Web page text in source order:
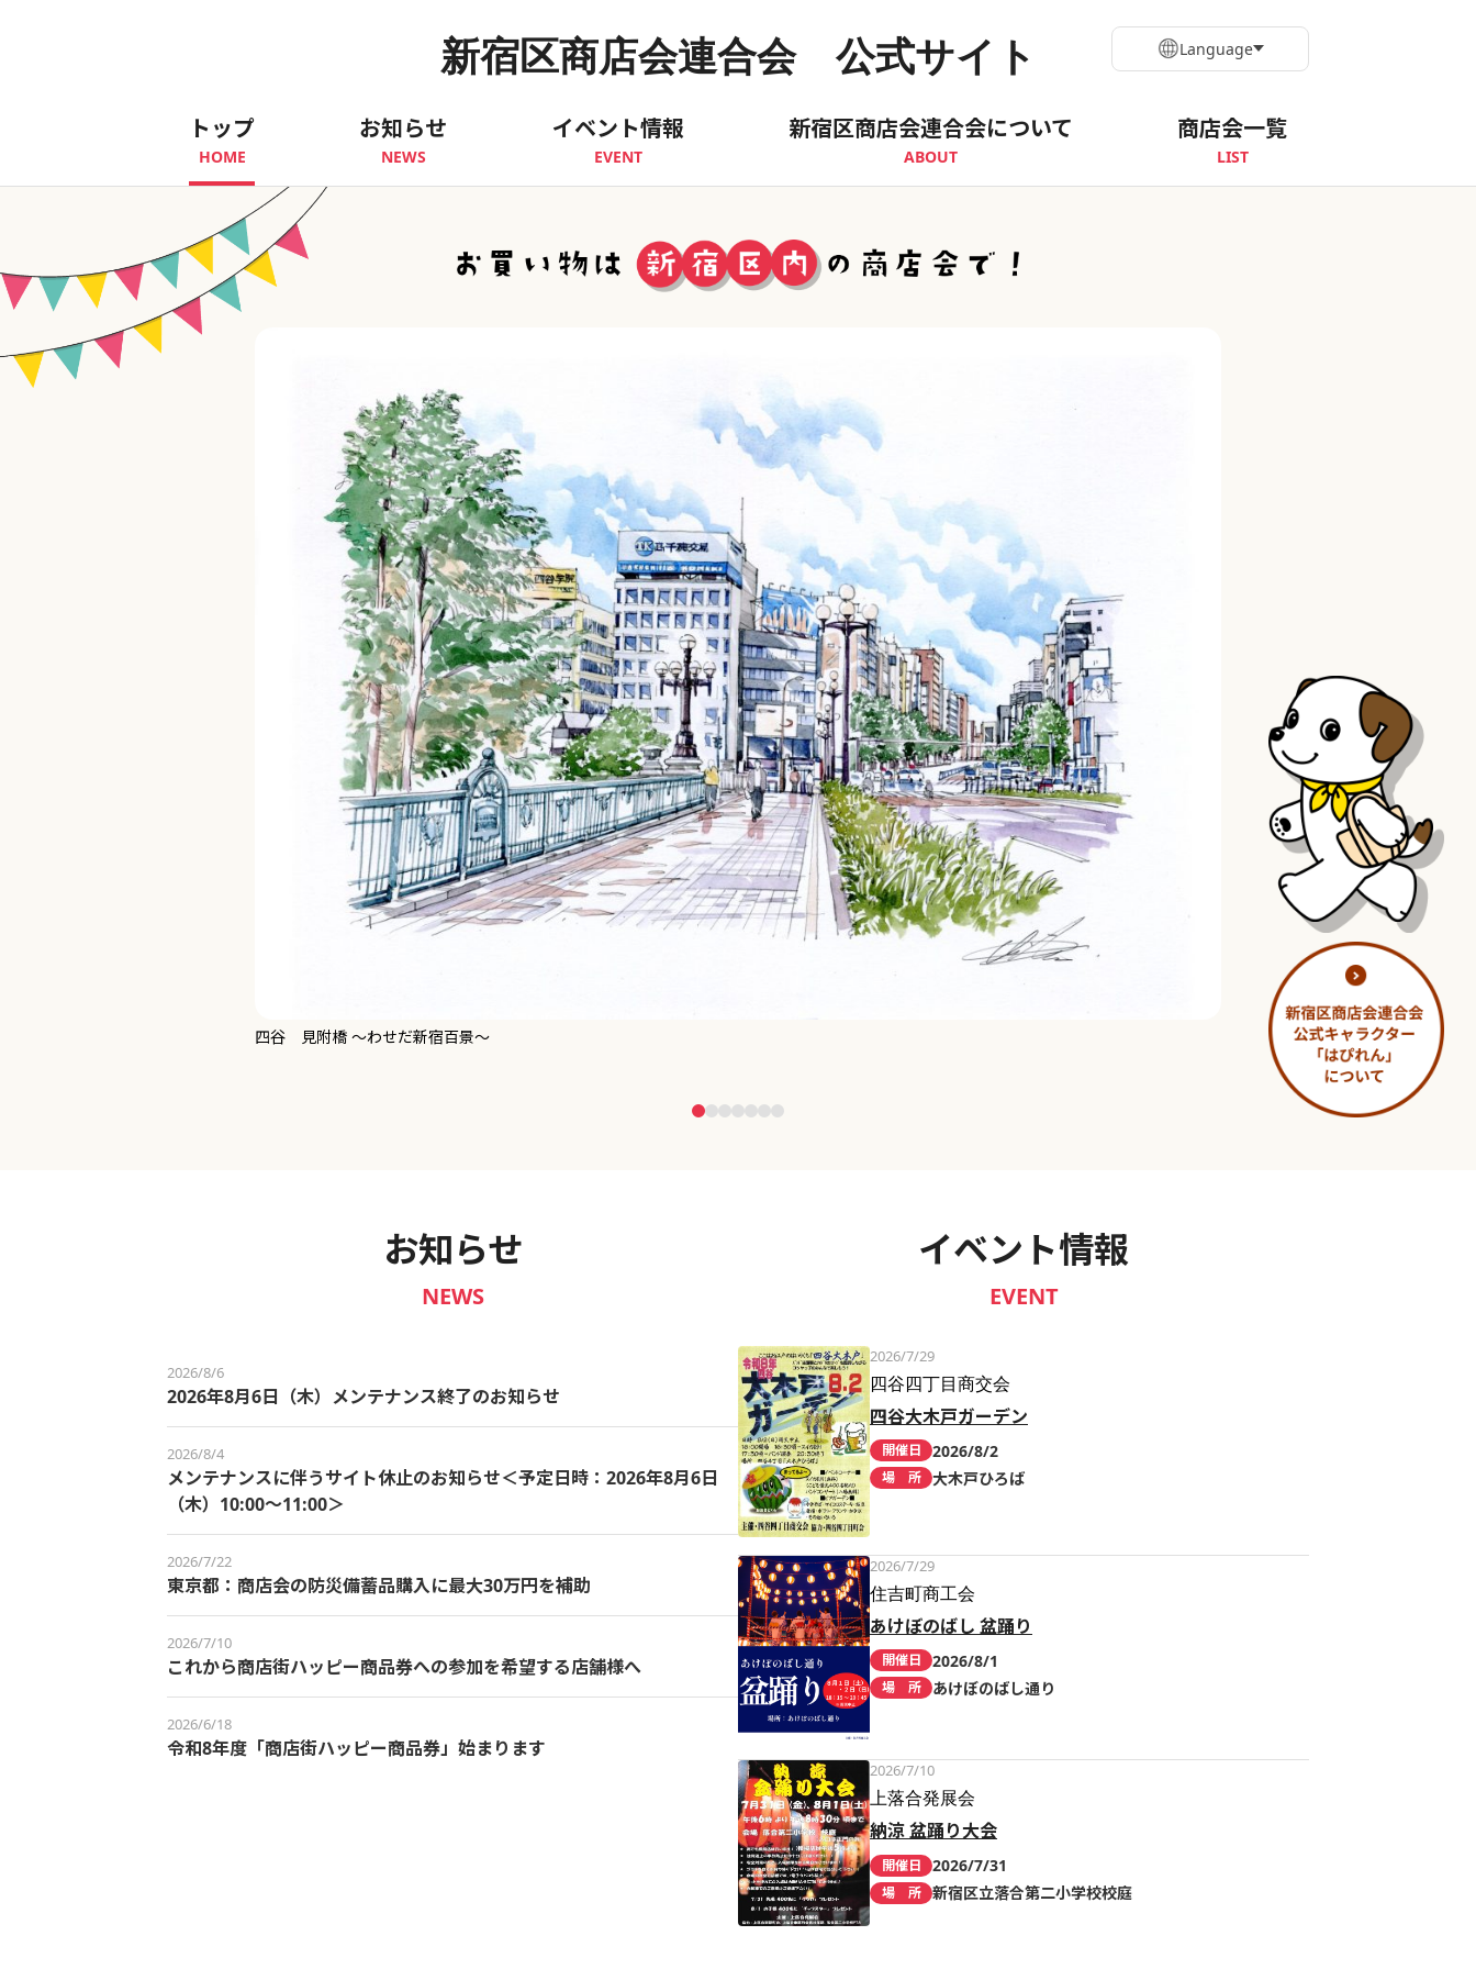
新宿区商店会連合会 公式サイト
トップ
HOME
お知らせ
NEWS
イベント情報
EVENT
新宿区商店会連合会について
ABOUT
商店会一覧
LIST
Language
淀橋市場 ～わせだ新宿百景～
お知らせ
NEWS
2026/8/6
2026年8月6日（木）メンテナンス終了のお知らせ
2026/8/4
メンテナンスに伴うサイト休止のお知らせ＜予定日時：2026年8月6日
（木）10:00～11:00＞
2026/7/22
東京都：商店会の防災備蓄品購入に最大30万円を補助
2026/7/10
これから商店街ハッピー商品券への参加を希望する店舗様へ
2026/6/18
令和8年度「商店街ハッピー商品券」始まります
イベント情報
EVENT
2026/7/29
四谷四丁目商交会
四谷大木戸ガーデン
開催日 2026/8/2
場 所 大木戸ひろば
2026/7/29
住吉町商工会
あけぼのばし 盆踊り
開催日 2026/8/1
場 所 あけぼのばし通り
2026/7/10
上落合発展会
納涼 盆踊り大会
開催日 2026/7/31
場 所 新宿区立落合第二小学校校庭